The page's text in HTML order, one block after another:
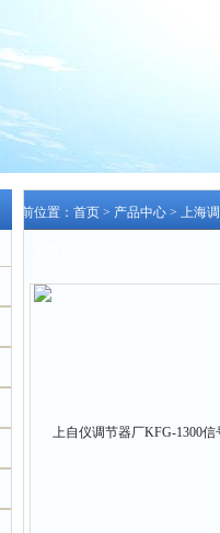
当前位置： 首页 > 产品中心 > 上海